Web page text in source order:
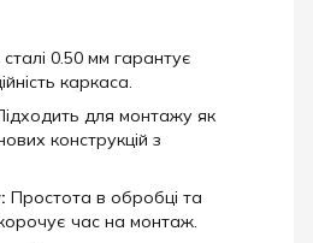
0.50 мм гарантує
каркаса.
для монтажу як
конструкцій з
Простота в обробці та
час на монтаж.